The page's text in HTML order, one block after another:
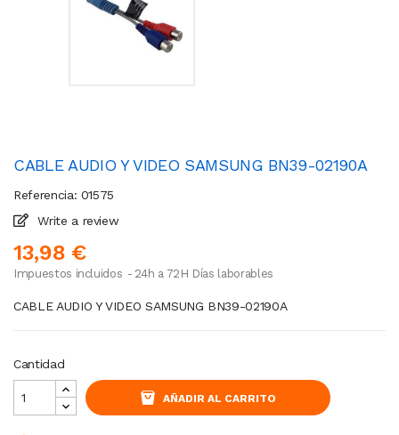
CABLE AUDIO Y VIDEO SAMSUNG BN39-02190A
Referencia: 01575
Write a review
13,98 €
Impuestos incluidos 24h a 72H Días laborables
CABLE AUDIO Y VIDEO SAMSUNG BN39-02190A
Cantidad
AÑADIR AL CARRITO